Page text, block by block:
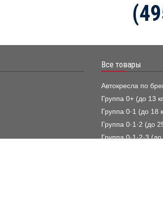
Все товары
Автокресла по
Группа 0+ (до 13
Группа 0·1 (до 18
Группа 0·1·2 (до
Группа 0·1·2·3 (до